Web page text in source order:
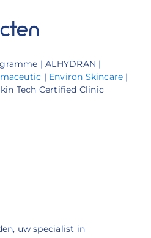
| ALHYDRAN |
| Environ Skincare |
Tech Certified Clinic
uw specialist in